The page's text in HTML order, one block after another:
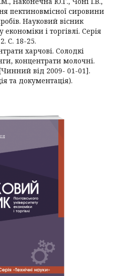
пектиновмісної сировини
Науковий вісник
економіки і торгівлі. Серія
С. 18-25.
харчові. Солодкі
концентрати молочні.
від 2009- 01-01].
та документація).